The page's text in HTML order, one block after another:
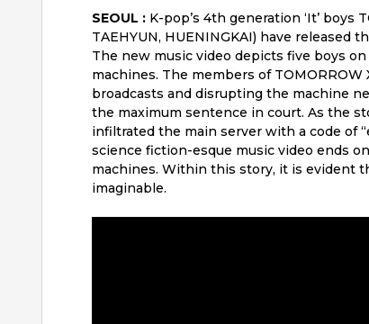
SEOUL : K-pop’s 4th generation ‘It’ boys
TAEHYUN, HUENINGKAI) have released
The new music video depicts five boys
machines. The members of
broadcasts and disrupting the machine
the maximum sentence in court. As the
infiltrated the main server with a code of
science fiction-esque music video ends
machines. Within this story, it is evident
imaginable.